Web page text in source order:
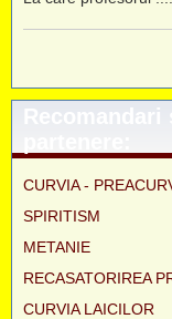
Recomandari
CURVIA -
SPIRITISM
METANIE
RECASATORIREA
CURVIA LAICILOR